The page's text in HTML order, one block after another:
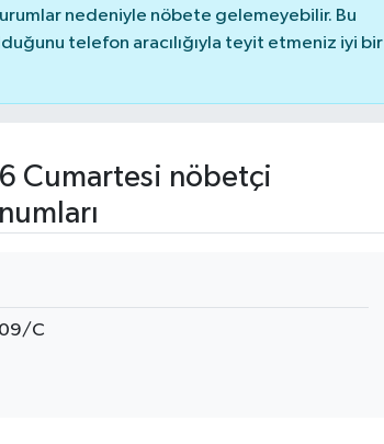
nedeniyle nöbete gelemeyebilir. Bu
telefon aracılığıyla teyit etmeniz iyi bir
Cumartesi nöbetçi
C